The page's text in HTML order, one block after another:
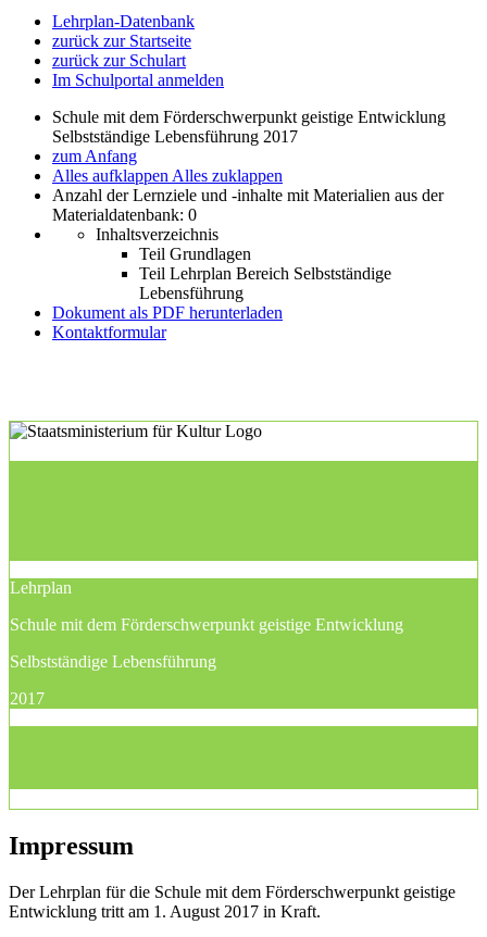
Lehrplan-Datenbank
zurück zur Startseite
zurück zur Schulart
Im Schulportal anmelden
Schule mit dem Förderschwerpunkt geistige Entwicklung
Selbstständige Lebensführung 2017
zum Anfang
Alles aufklappen Alles zuklappen
Anzahl der Lernziele und -inhalte mit Materialien aus der
Materialdatenbank: 0
Inhaltsverzeichnis
Teil Grundlagen
Teil Lehrplan Bereich Selbstständige
Lebensführung
Dokument als PDF herunterladen
Kontaktformular
Lehrplan
Schule mit dem Förderschwerpunkt geistige Entwicklung
Selbstständige Lebensführung
2017
Impressum
Der Lehrplan für die Schule mit dem Förderschwerpunkt geistige
Entwicklung tritt am 1. August 2017 in Kraft.